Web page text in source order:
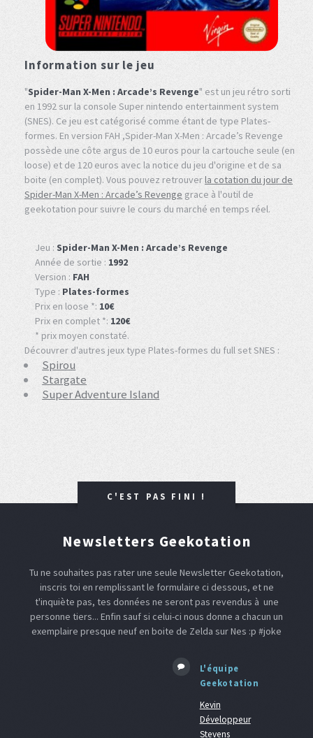
Information sur le jeu
"Spider-Man X-Men : Arcade’s Revenge" est un jeu rétro sorti
en 1992 sur la console Super nintendo entertainment system
(SNES). Ce jeu est catégorisé comme étant de type Plates-
formes. En version FAH ,Spider-Man X-Men : Arcade’s Revenge
possède une côte argus de 10 euros pour la cartouche seule (en
loose) et de 120 euros avec la notice du jeu d'origine et de sa
boite (en complet). Vous pouvez retrouverla cotation du jour de
Spider-Man X-Men : Arcade’s Revenge grace à l'outil de
geekotation pour suivre le cours du marché en temps réel.
Jeu : Spider-Man X-Men : Arcade’s Revenge
Année de sortie : 1992
Version : FAH
Type : Plates-formes
Prix en loose *: 10€
Prix en complet *: 120€
* prix moyen constaté.
Découvrer d'autres jeux type Plates-formes du full set SNES :
Spirou
Stargate
Super Adventure Island
C'EST PAS FINI !
Newsletters Geekotation
Tu ne souhaites pas rater une seule Newsletter Geekotation,
inscris toi en remplissant le formulaire ci dessous, et ne
t'inquiète pas, tes données ne seront pas revendus à une
personne tiers... Enfin sauf si celui-ci nous donne a chacun un
exemplaire presque neuf en boite de Zelda sur Nes :p #joke
L'équipe
Geekotation
Kevin
Développeur
Stevens